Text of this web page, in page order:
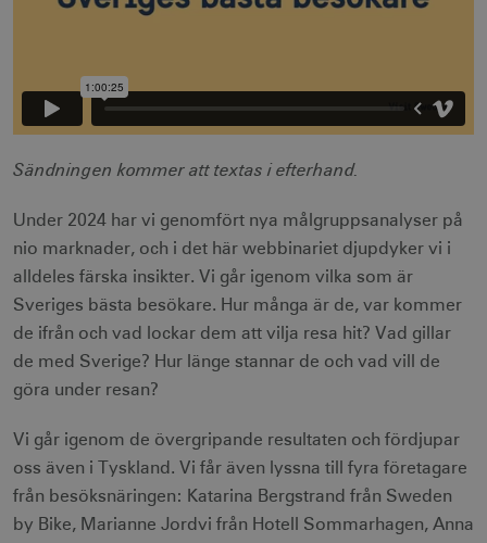
Sändningen kommer att textas i efterhand.
Under 2024 har vi genomfört nya målgruppsanalyser på
nio marknader, och i det här webbinariet djupdyker vi i
alldeles färska insikter. Vi går igenom vilka som är
Sveriges bästa besökare. Hur många är de, var kommer
de ifrån och vad lockar dem att vilja resa hit? Vad gillar
de med Sverige? Hur länge stannar de och vad vill de
göra under resan?
Vi går igenom de övergripande resultaten och fördjupar
oss även i Tyskland. Vi får även lyssna till fyra företagare
från besöksnäringen: Katarina Bergstrand från Sweden
by Bike, Marianne Jordvi från Hotell Sommarhagen, Anna